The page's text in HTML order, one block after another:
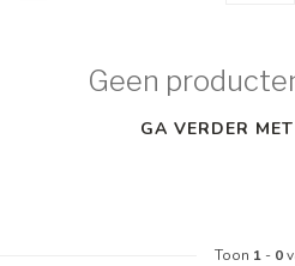
Geen
GA VERDER
Toon 1 - 0